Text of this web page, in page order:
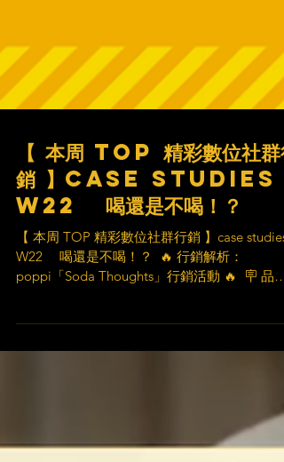
【 本周 TOP 精彩數位社群
銷 】case studies
W22 喝還是不喝！？
【 本周 TOP 精彩數位社群行銷 】case studies
W22 喝還是不喝！？ ​ 🔥 行銷解析：
名稱 poppi ​ 📽️ 影片介紹
https://www.youtube.com/wat...